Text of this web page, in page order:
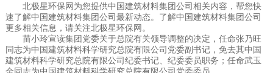
北极星环保网为您提供中国建筑材料集团公司相关内容，帮您快
速了解中国建筑材料集团公司最新动态。了解中国建筑材料集团公司
更多相关信息，请关注北极星环保网。
苗小玲宣读集团党委关于总院有关领导调整的决定，任命张乃旺
同志为中国建筑材料科学研究总院有限公司党委副书记，免去其中国
建筑材料科学研究总院有限公司纪委书记、纪委委员职务；任命武玉
金同志为中国建筑材料科学研究总院有限公司党委委员